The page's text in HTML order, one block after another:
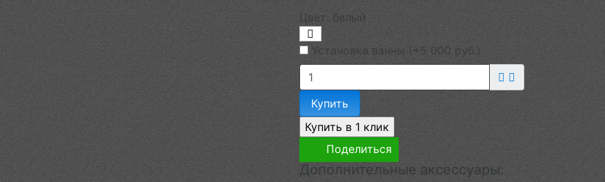
Цвет: белый
Установка ванны (+5 000 руб.)
Купить
Поделиться
Дополнительные аксессуары: